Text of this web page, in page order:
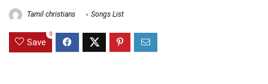
Tamil christians Songs List
Save
0